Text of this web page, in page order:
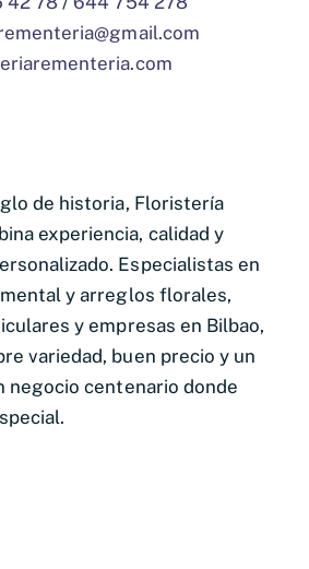
de historia, Floristería
experiencia, calidad y
Especialistas en
y arreglos florales,
y empresas en Bilbao,
variedad, buen precio y un
negocio centenario donde